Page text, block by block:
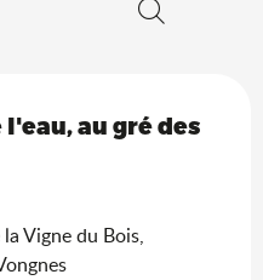
au gré des
Vigne du Bois,